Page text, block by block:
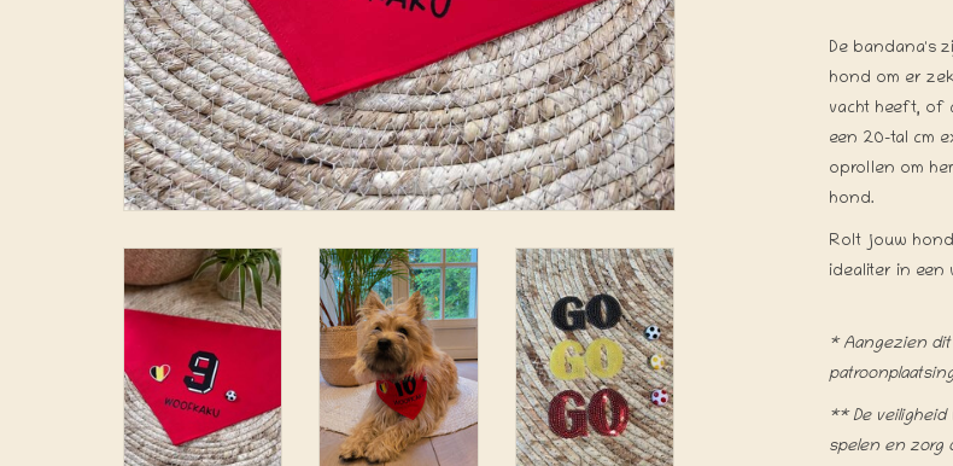
De bandana's
hond om er
vacht heeft, of
een 20-tal cm
oprollen om
hond.
Rolt jouw
idealiter in een
* Aangezien
** De
spelen en zorg